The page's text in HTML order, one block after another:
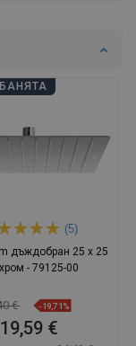
(5)
дъждобран 25 x 25
- 79125-00
€ -19,71%
19,59 €